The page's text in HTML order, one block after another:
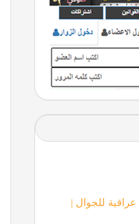
للجوال |